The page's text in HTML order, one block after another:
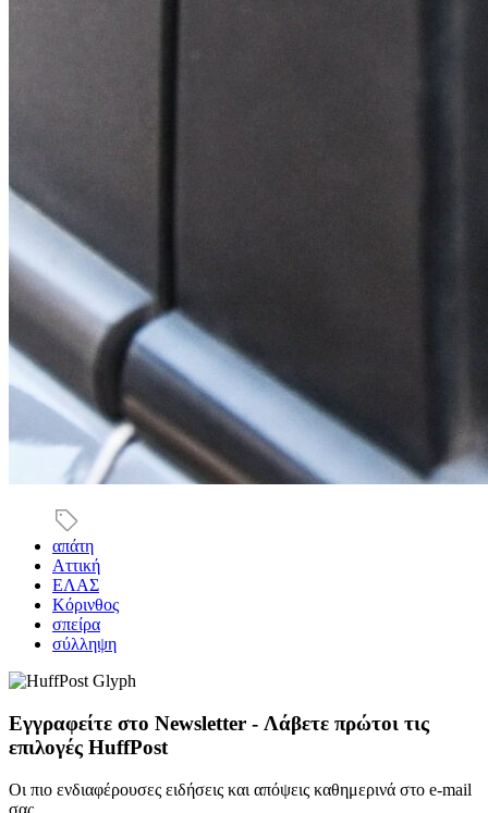
απάτη
Αττική
ΕΛΑΣ
Κόρινθος
σπείρα
σύλληψη
Εγγραφείτε στο Newsletter - Λάβετε πρώτοι τις
επιλογές HuffPost
Οι πιο ενδιαφέρουσες ειδήσεις και απόψεις καθημερινά στο e-mail
σας.